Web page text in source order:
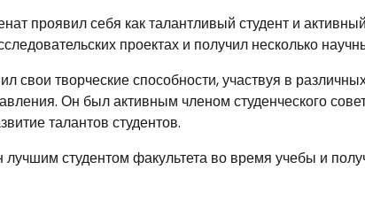
проявил себя как талантливый студент и
проектах и получил несколько
свои творческие способности, участвуя в
Он был активным членом студенческого
талантов студентов.
лучшим студентом факультета во время учебы и